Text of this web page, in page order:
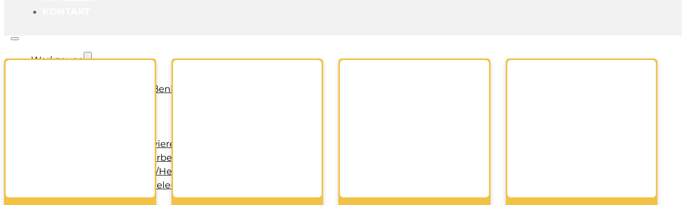
Werkzeuge
Garten-/Terrassen-/Außenbereich
Rohbau/Ausbau/Renovieren
Stein-/Beton-/Pflasterarbeiten
Leitern/Böcke/Gerüste/Hebebühnen
Messwerkzeuge und Beleuchtung
Umzug und Reinigung